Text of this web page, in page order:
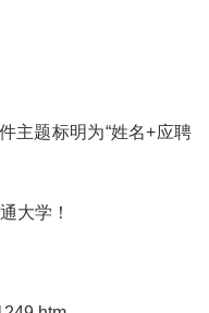
主题标明为“姓名+应聘
大学！